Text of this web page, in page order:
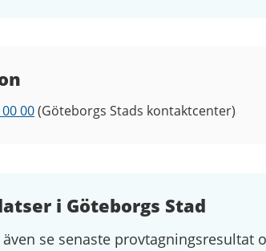
00(Göteborgs Stads kontaktcenter)
i Göteborgs Stad
även se senaste provtagningsresultat